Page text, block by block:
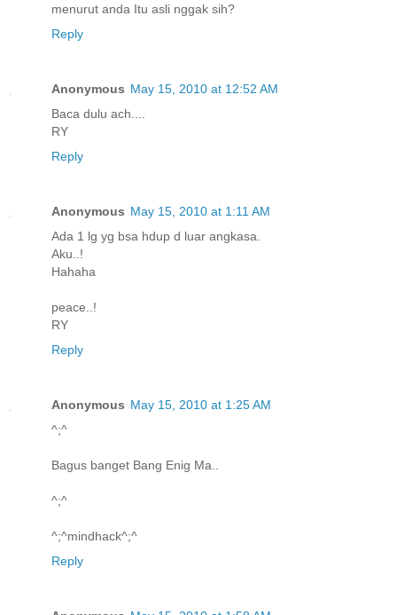
menurut anda Itu asli nggak sih?
Reply
Anonymous May 15, 2010 at 12:52 AM
Baca dulu ach....
RY
Reply
Anonymous May 15, 2010 at 1:11 AM
Ada 1 lg yg bsa hdup d luar angkasa.
Aku..!
Hahaha
peace..!
RY
Reply
Anonymous May 15, 2010 at 1:25 AM
^;^
Bagus banget Bang Enig Ma..
^;^
^;^mindhack^;^
Reply